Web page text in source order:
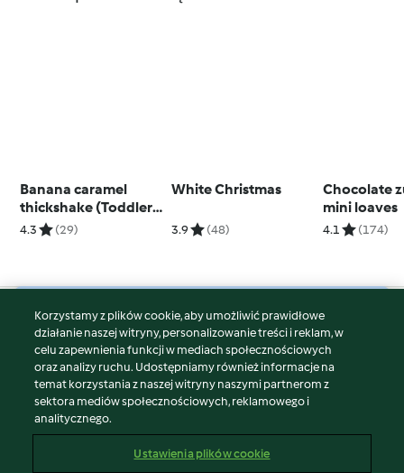
Banana caramel
thickshake (Toddlers
and beyond)
4.3 (29)
White Christmas
3.9 (48)
Chocolate
mini loaves
4.1 (174)
© Copyright 2026
Warunki korzystania
Polityka prywatności
Disclaimer
Znak wydawcy
Korzystamy z plików cookie, aby umożliwić prawidłowe
działanie naszej witryny, personalizowanie treści i reklam, w
celu zapewnienia funkcji w mediach społecznościowych
oraz analizy ruchu. Udostępniamy również informacje na
temat korzystania z naszej witryny naszymi partnerom z
sektora mediów społecznościowych, reklamowego i
analitycznego.
Ustawienia plików cookie